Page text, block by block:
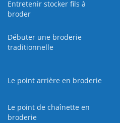
Entretenir stocker fils à
broder
Débuter une broderie
traditionnelle
Le point arrière en broderie
Le point de chaînette en
broderie